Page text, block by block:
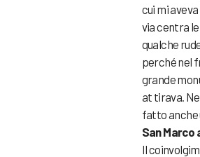
cui mi
via centra
qualche
perché nel
grande
at tirava.
fatto anche
San Marco
Il